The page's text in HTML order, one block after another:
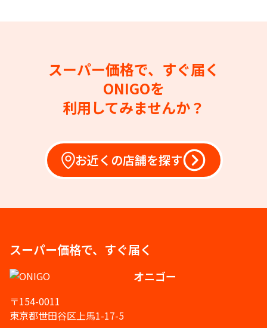
スーパー価格で、すぐ届く
ONIGOを
利用してみませんか？
お近くの店舗を探す
スーパー価格で、すぐ届く
オニゴー
〒154-0011
東京都世田谷区上馬1-17-5